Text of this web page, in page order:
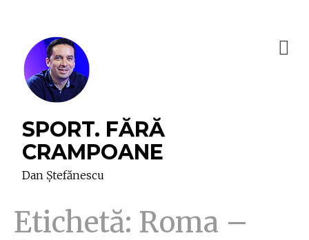
SPORT. FĂRĂ
CRAMPOANE
Dan Ștefănescu
Etichetă: Roma –